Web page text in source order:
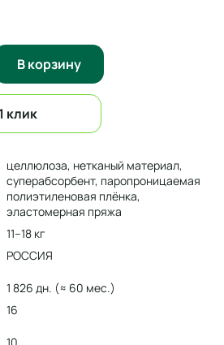
В корзину
клик
целлюлоза, нетканый материал,
суперабсорбент, паропроницаемая
полиэтиленовая плёнка,
эластомерная пряжа
11–18 кг
РОССИЯ
1 826 дн. (≈ 60 мес.)
16